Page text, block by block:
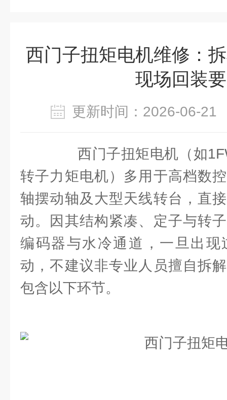
西门子扭矩电机维修：
现场回装
更新时间：2026-06-
西门子扭矩电机（如
转子力矩电机）多用于高档数
轴摆动轴及大型天线转台，直
动。因其结构紧凑、定子与转
编码器与水冷通道，一旦出现
动，不建议非专业人员擅自拆
包含以下环节。